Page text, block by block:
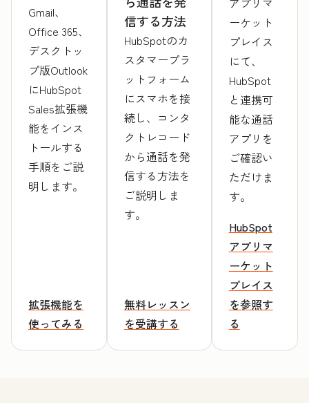
Gmail、
Office 365、
デスクトッ
プ版Outlook
にHubSpot
Sales拡張機
能をインス
トールする
手順をご説
明します。
拡張機能を
使ってみる
信する方法
HubSpotのカ
スタマープラ
ットフォーム
にスマホを接
続し、コンタ
クトレコード
から通話を発
信する方法を
ご説明しま
す。
無料レッスン
を受講する
ーケット
プレイス
にて、
HubSpot
と連携可
能な通話
アプリを
ご確認い
ただけま
す。
HubSpot
アプリマ
ーケット
プレイス
を参照す
る